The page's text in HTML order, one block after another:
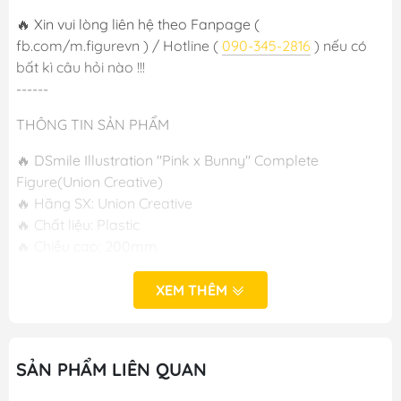
🔥 Xin vui lòng liên hệ theo Fanpage (
fb.com/m.figurevn ) / Hotline ( 090-345-2816 ) nếu có
bất kì câu hỏi nào !!!
------
THÔNG TIN SẢN PHẨM
🔥 DSmile Illustration "Pink x Bunny" Complete
Figure(Union Creative)
🔥 Hãng SX: Union Creative
🔥 Chất liệu: Plastic
🔥 Phát hành: T6/2024
M FIGURE - MÔ HÌNH ANIME CHÍNH HÃNG NHẬT BẢN
🔥Add: Ngọc Hồi - Hoàng Liệt - Hoàng Mai - Hà Nội
XEM THÊM
SẢN PHẨM LIÊN QUAN